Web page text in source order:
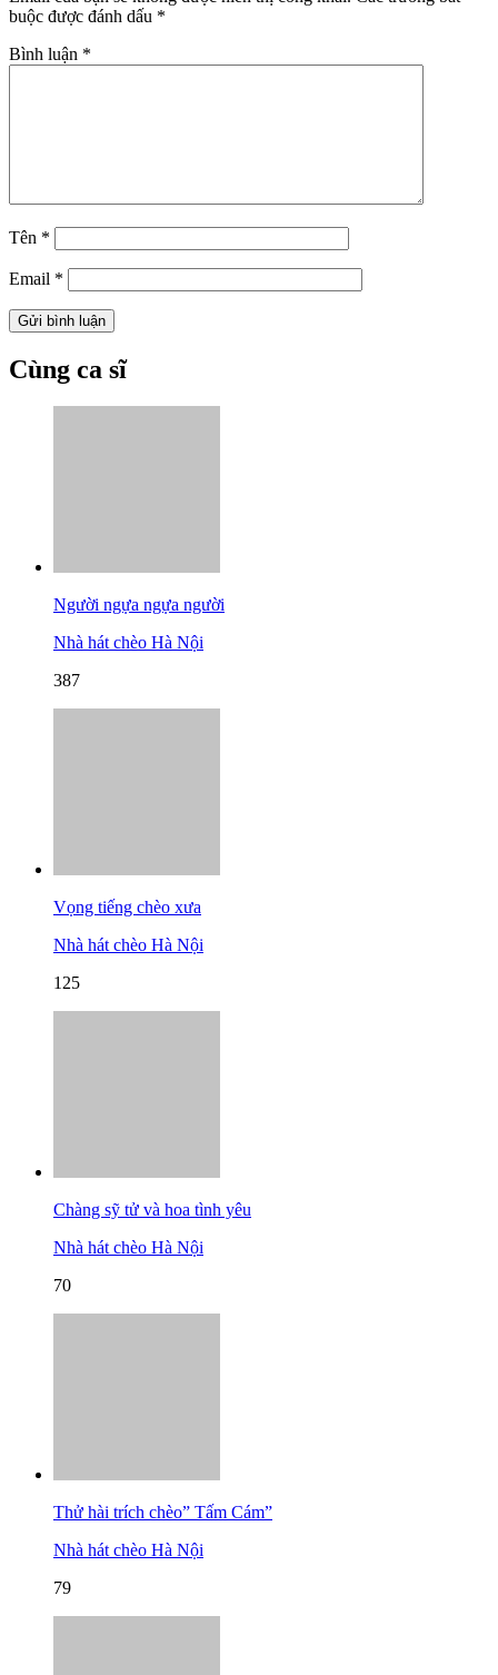
buộc được đánh dấu *
Bình luận *
Tên *
Email *
Cùng ca sĩ
Người ngựa ngựa người
Nhà hát chèo Hà Nội
387
Vọng tiếng chèo xưa
Nhà hát chèo Hà Nội
125
Chàng sỹ tử và hoa tình yêu
Nhà hát chèo Hà Nội
70
Thử hài trích chèo” Tấm Cám”
Nhà hát chèo Hà Nội
79